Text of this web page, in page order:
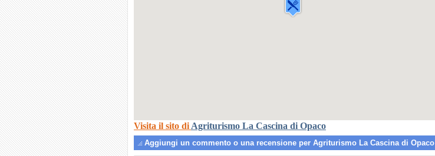
Visita il sito di Agriturismo La Cascina di Opaco
Aggiungi un commento o una recensione per Agriturismo La Cascina di Opaco